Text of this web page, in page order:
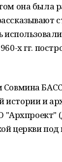
она была
х гг.
и
церкви